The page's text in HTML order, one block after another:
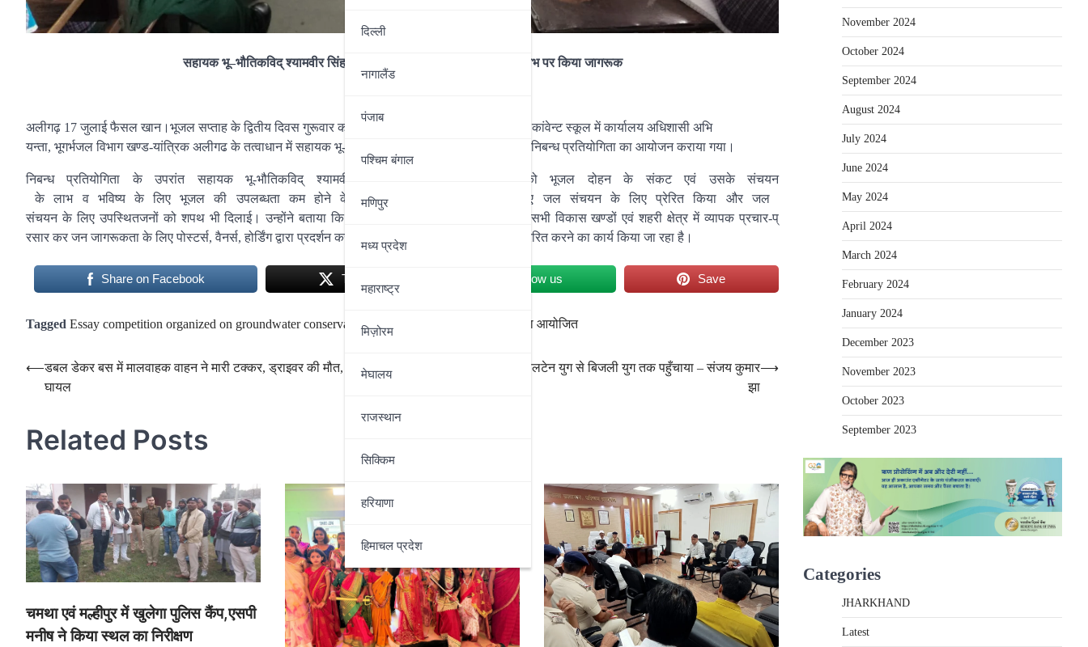
दिल्‍ली
नागालैंड
पंजाब
पश्चिम बंगाल
मणिपुर
मध्‍य प्रदेश
महाराष्‍ट्र
मिज़ोरम
मेघालय
राजस्थान
सिक्किम
हरियाणा
हिमाचल प्रदेश
सहायक भू–भौतिकविद् श्यामवीर सिंह लाभ पर किया जागरूक
अलीगढ़ 17 जुलाई फैसल खान।भूजल सप्ताह के द्वितीय दिवस गुरूवार को शहरी क्षेत्र के बाईपास रोड स्थित केतन कांवेन्टस्कूल में कार्यालय अधिशासी अभि
यन्ता, भूगर्भजल विभाग खण्ड-यांत्रिक अलीगढ के तत्वाधान में सहायक भू-भौतिकविद् श्यामवीर सिंह की उपस्थिति में निबन्ध प्रतियोगिता का आयोजन कराया गया।
निबन्ध प्रतियोगिता के उपरांत सहायक भू-भौतिकविद् श्यामवीर सिं ह ने विद्यालय के बच्चों को भूजल दोहन के संकट एवं उसके संचयन
के लाभ व भविष्य के लिए भूजल की उपलब्धता कम होने के संबंध में
जानकारी साझा करते हुए जल संचयन के लिए प्रेरित किया और जल
संचयन के लिए उपस्थितजनों को शपथ भी दिलाई। उन्होंने बताया कि
ले के सभी विकास खण्डों एवं शहरी क्षेत्र में व्यापक प्रचार-प्
रसार कर जन जागरूकता के लिए पोस्टर्स, वैनर्स, होर्डिंग द्वारा प्रदर्शन कर सभी जनमानस को ज ल संचय के लिए प्रेरित करने काकार्य किया जा रहा है।
Share on Facebook Tweet Follow us Save
Tagged Essay competition organized on groundwater conservation भूजल संरक्षण पर निबंध प्रतियोगिता आयोजित
Post
navigation
⟵डबल डेकर बस में मालवाहक वाहन ने मारी टक्कर, ड्राइवर की मौत, 56 यात्री
घायल
नीतीश कुमार ने बिहार को लालटेन युग से बिजली युग तक पहुँचाया – संजय कुमार
झा
⟶
Related Posts
चमथा एवं मल्हीपुर में खुलेगा पुलिस कैंप,एसपी
मनीष ने किया स्थल का निरीक्षण
November 2024
October 2024
September 2024
August 2024
July 2024
June 2024
May 2024
April 2024
March 2024
February 2024
January 2024
December 2023
November 2023
October 2023
September 2023
Categories
JHARKHAND
Latest